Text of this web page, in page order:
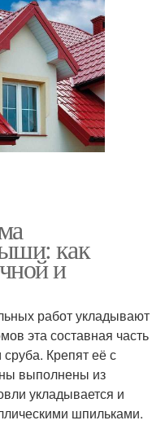
как
и
работ укладывают
эта составная часть
Крепят её с
выполнены из
укладывается и
шпильками.